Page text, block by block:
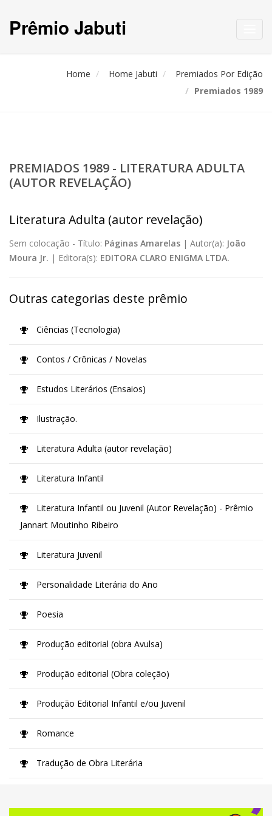
Prêmio Jabuti
Home Home Jabuti
Premiados Por Edição
Premiados 1989
PREMIADOS 1989 - LITERATURA ADULTA
(AUTOR REVELAÇÃO)
Literatura Adulta (autor revelação)
Sem colocação - Título: Páginas Amarelas | Autor(a): João
Moura Jr. | Editora(s): EDITORA CLARO ENIGMA LTDA.
Outras categorias deste prêmio
Ciências (Tecnologia)
Contos / Crônicas / Novelas
Estudos Literários (Ensaios)
Ilustração.
Literatura Adulta (autor revelação)
Literatura Infantil
Literatura Infantil ou Juvenil (Autor Revelação) - Prêmio
Jannart Moutinho Ribeiro
Literatura Juvenil
Personalidade Literária do Ano
Poesia
Produção editorial (obra Avulsa)
Produção editorial (Obra coleção)
Produção Editorial Infantil e/ou Juvenil
Romance
Tradução de Obra Literária